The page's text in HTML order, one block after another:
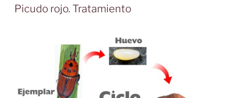
EL
Picudo rojo. Tratamiento